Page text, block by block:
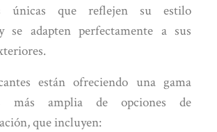
únicas que reflejen su estilo
se adapten perfectamente a sus
están ofreciendo una gama
más amplia de opciones de
que incluyen: